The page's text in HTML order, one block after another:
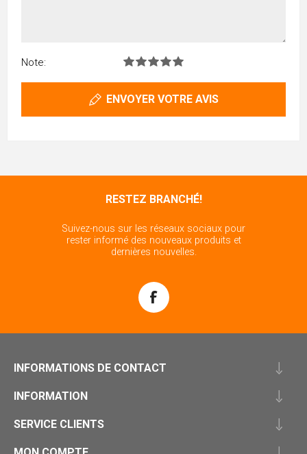
Note:
ENVOYER VOTRE AVIS
RESTEZ BRANCHÉ!
Suivez-nous sur les réseaux sociaux pour
rester informé des nouveaux produits et
dernières nouvelles.
INFORMATIONS DE CONTACT
INFORMATION
SERVICE CLIENTS